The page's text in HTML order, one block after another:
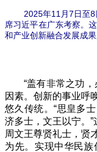
2025年11月7日至
席习近平在广东考察。
和产业创新融合发展成
“盖有非常之功，
因素。创新的事业呼
悠久传统。“思皇多
济多士，文王以宁。”
周文王尊贤礼士，贤
为先。实现中华民